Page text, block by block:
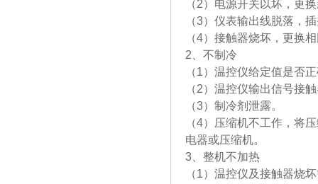
（2）电源开关以坏，更
（3）仪表输出线脱落，
（4）接触器烧坏，更换
2、不制冷
（1）温控仪给定值是否
（2）温控仪输出信号接
（3）制冷剂泄露。
（4）压缩机不工作，将
电器或压缩机。
3、整机不加热
（1）温控仪及接触器烧